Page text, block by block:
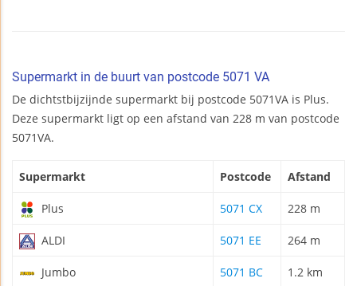
Supermarkt in de buurt van postcode 5071 VA
De dichtstbijzijnde supermarkt bij postcode 5071VA is Plus.
Deze supermarkt ligt op een afstand van 228 m van postcode
5071VA.
Supermarkt Postcode Afstand
Plus 5071 CX 228 m
ALDI 5071 EE 264 m
Jumbo 5071 BC 1.2 km